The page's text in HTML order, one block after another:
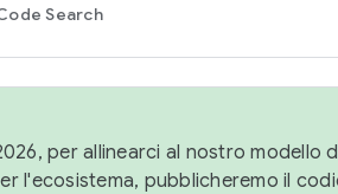
Search
per allinearci al nostro modello
l'ecosistema, pubblicheremo il